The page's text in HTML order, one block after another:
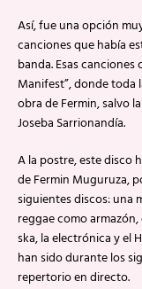
Así, fue una opción
canciones que había
banda. Esas
Manifest”, donde toda
obra de Fermin, salvo
Joseba Sarrionandía.
A la postre, este disco
de Fermin Muguruza,
siguientes discos: una
reggae como
ska, la electrónica y el
han sido durante los
repertorio en directo.